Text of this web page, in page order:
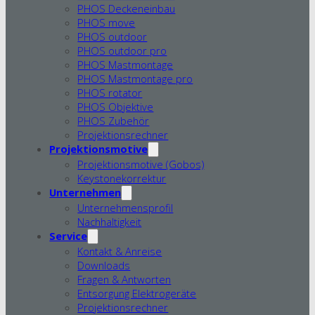
PHOS Deckeneinbau
PHOS move
PHOS outdoor
PHOS outdoor pro
PHOS Mastmontage
PHOS Mastmontage pro
PHOS rotator
PHOS Objektive
PHOS Zubehör
Projektionsrechner
Projektionsmotive
Projektionsmotive (Gobos)
Keystonekorrektur
Unternehmen
Unternehmensprofil
Nachhaltigkeit
Service
Kontakt & Anreise
Downloads
Fragen & Antworten
Entsorgung Elektrogeräte
Projektionsrechner